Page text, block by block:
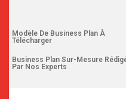
Modèle De Business Plan À
Télécharger
Business Plan Sur-Mesure
Par Nos Experts